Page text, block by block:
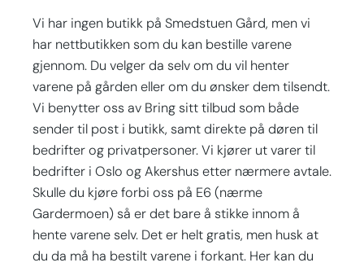
Vi har ingen butikk på Smedstuen Gård, men vi
har nettbutikken som du kan bestille varene
gjennom. Du velger da selv om du vil henter
varene på gården eller om du ønsker dem tilsendt.
Vi benytter oss av Bring sitt tilbud som både
sender til post i butikk, samt direkte på døren til
bedrifter og privatpersoner. Vi kjører ut varer til
bedrifter i Oslo og Akershus etter nærmere avtale.
Skulle du kjøre forbi oss på E6 (nærme
Gardermoen) så er det bare å stikke innom å
hente varene selv. Det er helt gratis, men husk at
du da må ha bestilt varene i forkant. Her kan du